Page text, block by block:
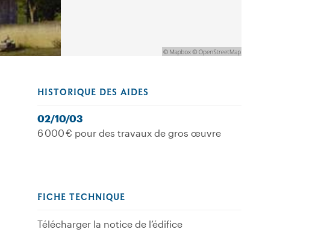
HISTORIQUE DES AIDES
02/10/03
6 000 € pour des travaux de gros œuvre
FICHE TECHNIQUE
Télécharger la notice de l’édifice